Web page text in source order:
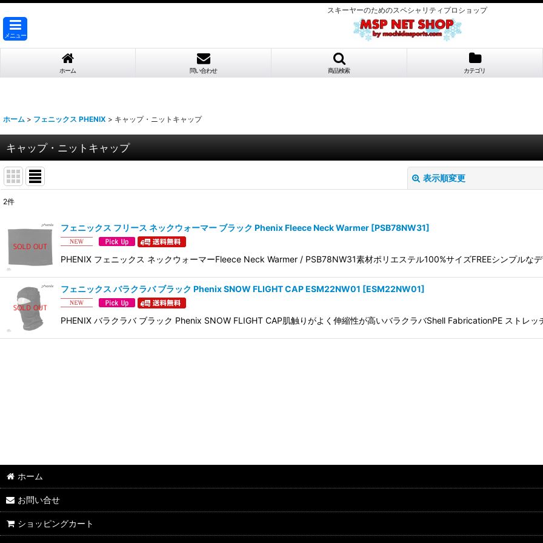
スキーヤーのためのスペシャリティプロショップ
メニュー
ホーム 問い合わせ 商品検索 カテゴリ
ホーム > フェニックス PHENIX > キャップ・ニットキャップ
キャップ・ニットキャップ
表示順変更
並び順:
絞り込む
2件
フェニックス フリース ネックウォーマー ブラック Phenix Fleece Neck Warmer [PSB78NW31]
PHENIX フェニックス ネックウォーマーFleece Neck Warmer / PSB78NW31素材ポリエステル100%サイズFREEシンプルな
フェニックス バラクラバ ブラック Phenix SNOW FLIGHT CAP ESM22NW01 [ESM22NW01]
PHENIX バラクラバ ブラック Phenix SNOW FLIGHT CAP肌触りがよく伸縮性が高いバラクラバShell FabricationPE ストレッ
ホーム
お問い合せ
ショッピングカート